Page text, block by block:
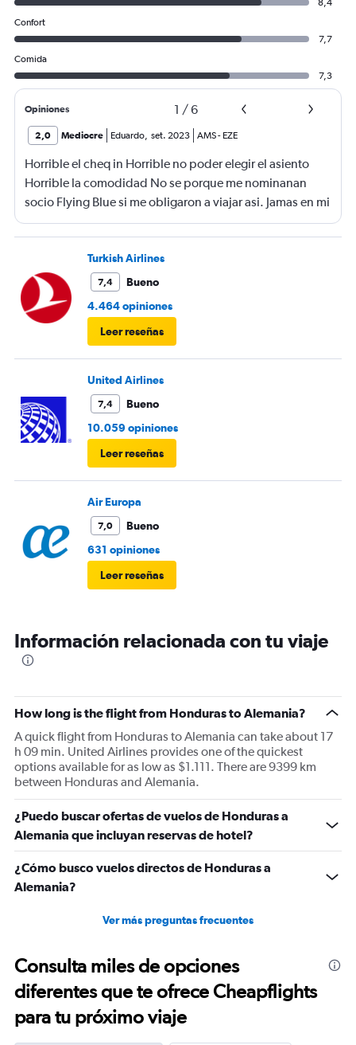
8,4
Confort
7,7
Comida
7,3
Opiniones 1 /6
2,0 Mediocre Eduardo, set. 2023 AMS- EZE
Horrible el cheq in Horrible no poder elegir el asiento
Horrible la comodidad No se porque me nominanan
socio Flying Blue si me obligaron a viajar asi. Jamas en mi
vida viaje tan mal
Turkish Airlines
7,4
Bueno
4.464 opiniones
Leer reseñas
United Airlines
7,4
Bueno
10.059 opiniones
Leer reseñas
Air Europa
7,0
Bueno
631 opiniones
Leer reseñas
Información relacionada con tu viaje
How long is the flight from Honduras to Alemania?
A quick flight from Honduras to Alemania can take about 17
h 09 min. United Airlines provides one of the quickest
options available for as low as $1.111. There are 9399 km
between Honduras and Alemania.
¿Puedo buscar ofertas de vuelos de Honduras a
Alemania que incluyan reservas de hotel?
¿Cómo busco vuelos directos de Honduras a
Alemania?
Ver más preguntas frecuentes
Consulta miles de opciones
diferentes que te ofrece Cheapflights
para tu próximo viaje